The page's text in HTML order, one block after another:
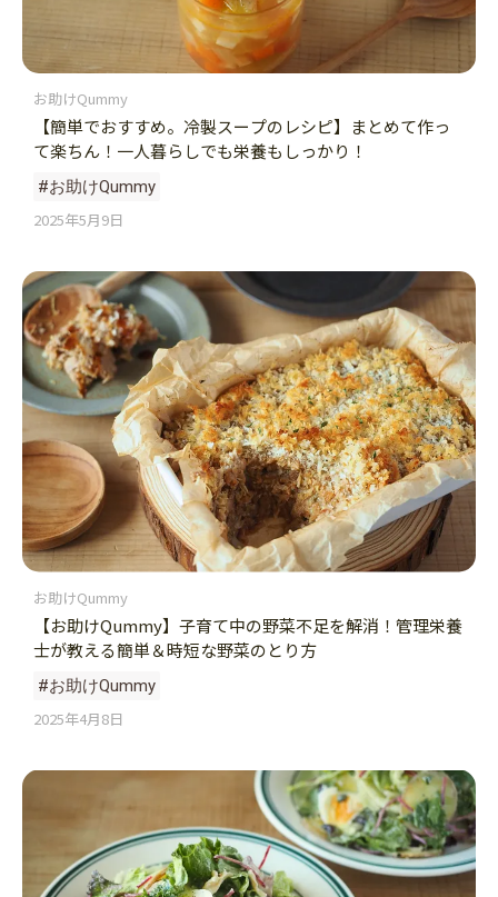
お助けQummy
【簡単でおすすめ。冷製スープのレシピ】まとめて作っ
て楽ちん！一人暮らしでも栄養もしっかり！
#お助けQummy
2025年5月9日
お助けQummy
【お助けQummy】子育て中の野菜不足を解消！管理栄養
士が教える簡単＆時短な野菜のとり方
#お助けQummy
2025年4月8日